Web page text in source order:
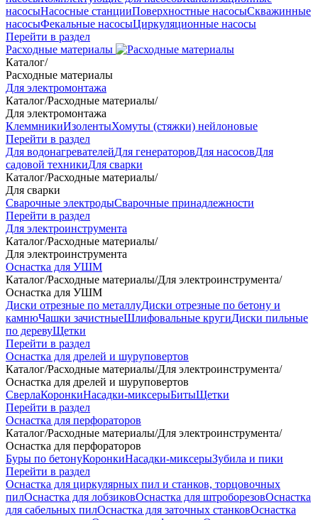
насосыНасосные станцииПоверхностные насосыСкважинные
насосыФекальные насосыЦиркуляционные насосы
Перейти в раздел
Расходные материалы
Каталог/
Расходные материалы
Для электромонтажа
Каталог/Расходные материалы/
Для электромонтажа
КлеммникиИзолентыХомуты (стяжки) нейлоновые
Перейти в раздел
Для водонагревателейДля генераторовДля насосовДля
садовой техникиДля сварки
Каталог/Расходные материалы/
Для сварки
Сварочные электродыСварочные принадлежности
Перейти в раздел
Для электроинструмента
Каталог/Расходные материалы/
Для электроинструмента
Оснастка для УШМ
Каталог/Расходные материалы/Для электроинструмента/
Оснастка для УШМ
Диски отрезные по металлуДиски отрезные по бетону и
камнюЧашки зачистныеШлифовальные кругиДиски пильные
по деревуЩетки
Перейти в раздел
Оснастка для дрелей и шуруповертов
Каталог/Расходные материалы/Для электроинструмента/
Оснастка для дрелей и шуруповертов
СверлаКоронкиНасадки-миксерыБитыЩетки
Перейти в раздел
Оснастка для перфораторов
Каталог/Расходные материалы/Для электроинструмента/
Оснастка для перфораторов
Буры по бетонуКоронкиНасадки-миксерыЗубила и пики
Перейти в раздел
Оснастка для циркулярных пил и станков, торцовочных
пилОснастка для лобзиковОснастка для штроборезовОснастка
для сабельных пилОснастка для заточных станковОснастка